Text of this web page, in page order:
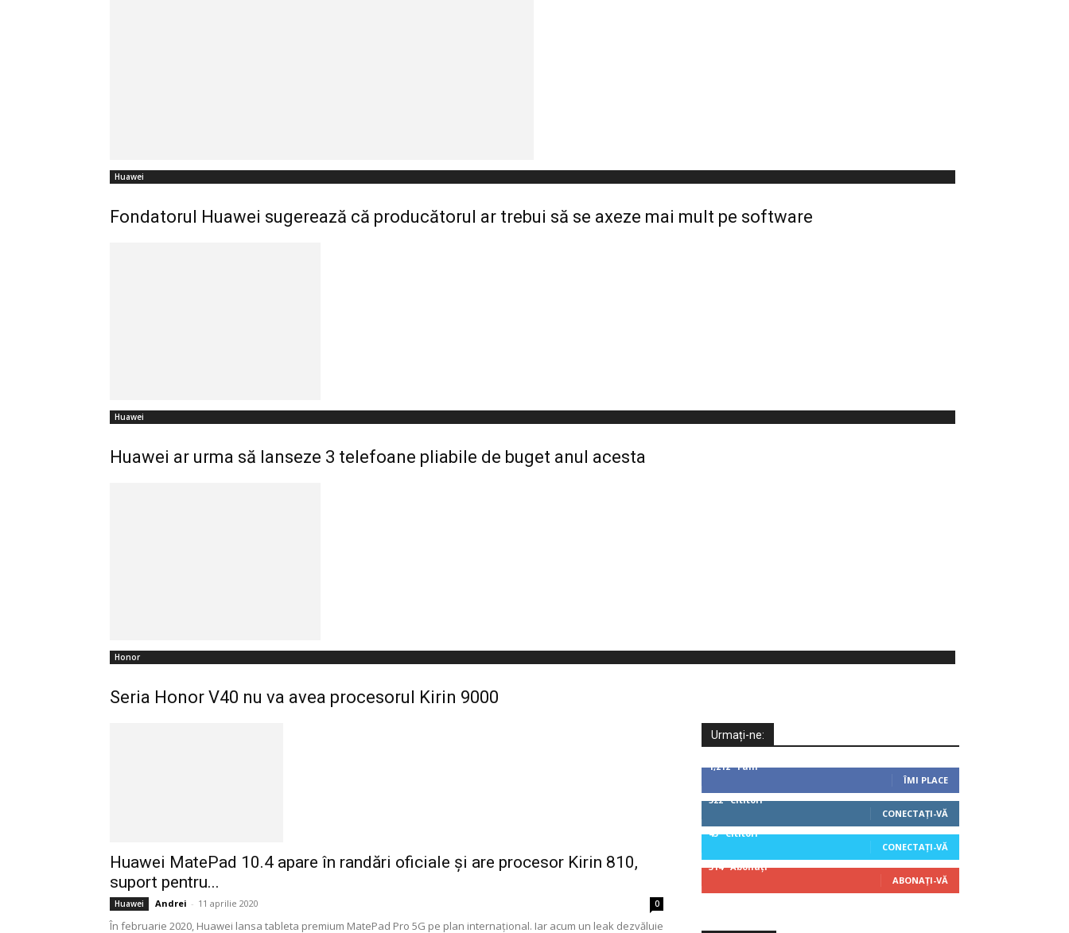
Huawei
Fondatorul Huawei sugerează că producătorul ar trebui să se axeze mai mult pe software
Huawei
Huawei ar urma să lanseze 3 telefoane pliabile de buget anul acesta
Honor
Seria Honor V40 nu va avea procesorul Kirin 9000
Huawei MatePad 10.4 apare în randări oficiale și are procesor Kirin 810,
suport pentru...
Huawei Andrei - 11 aprilie 2020 0
În februarie 2020, Huawei lansa tableta premium MatePad Pro 5G pe plan internațional. Iar acum un leak dezvăluie
Urmați-ne:
1,212 Fani
ÎMI PLACE
522 Cititori
CONECTAȚI-VĂ
45 Cititori
CONECTAȚI-VĂ
314
Abonați
ABONAȚI-VĂ